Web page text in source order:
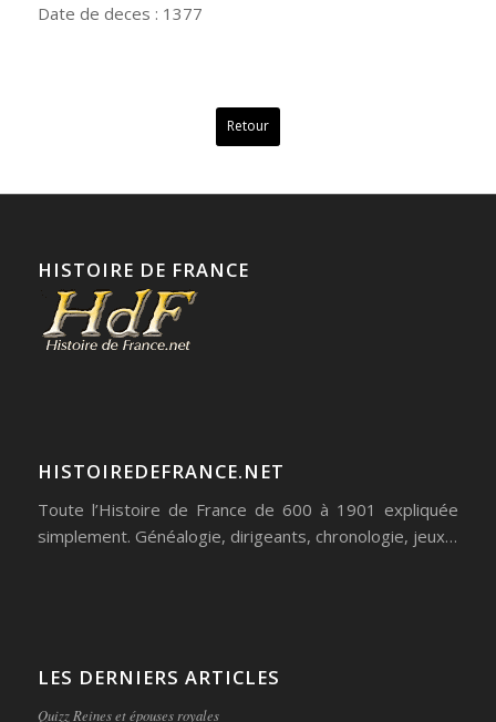
Date de deces : 1377
Retour
HISTOIRE DE FRANCE
HISTOIREDEFRANCE.NET
Toute l’Histoire de France de 600 à 1901 expliquée
simplement. Généalogie, dirigeants, chronologie, jeux…
LES DERNIERS ARTICLES
Quizz Reines et épouses royales